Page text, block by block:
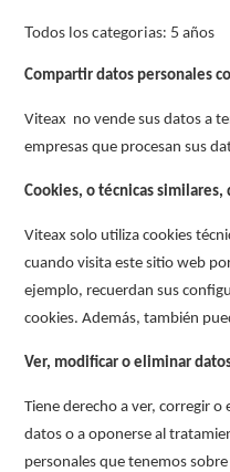
Todos los categorias: 5 años
Compartir datos personales
Viteax no vende sus datos a
empresas que procesan sus
Cookies, o técnicas
Viteax solo utiliza cookies
cuando visita este sitio web
ejemplo, recuerdan sus
cookies. Además, también
Ver, modificar o eliminar
Tiene derecho a ver, corregir
datos o a oponerse al
personales que tenemos